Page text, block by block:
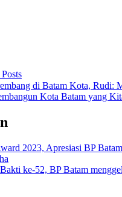
di Batam Kota, Rudi:
Kota Batam yang
2023, Apresiasi BP
ke-52, BP Batam